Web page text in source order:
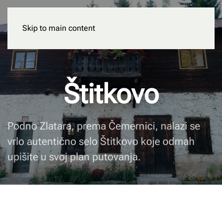
Skip to main content
Štitkovo
Podno Zlatara, prema Čemernici, nalazi se
vrlo autentično selo Štitkovo koje odmah
upišite u svoj plan putovanja.